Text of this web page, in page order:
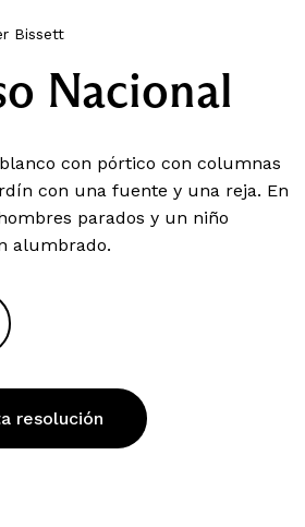
Bissett
Nacional
con pórtico con columnas
con una fuente y una reja. En
parados y un niño
alumbrado.
resolución